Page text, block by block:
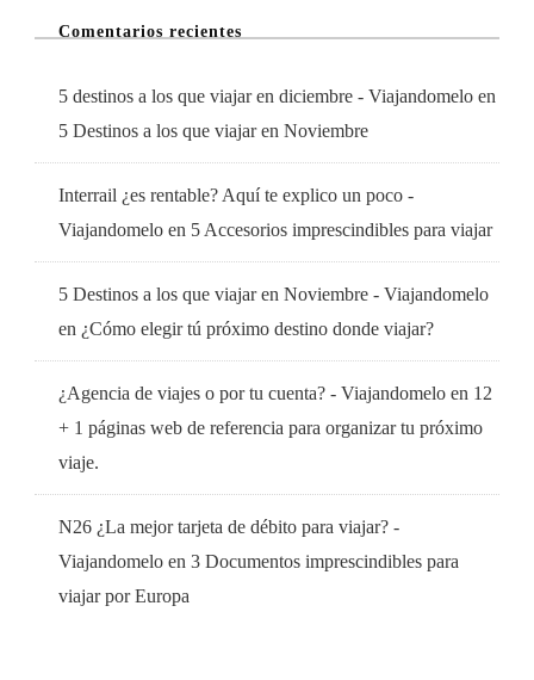
Comentarios recientes
5 destinos a los que viajar en diciembre - Viajandomelo en
5 Destinos a los que viajar en Noviembre
Interrail ¿es rentable? Aquí te explico un poco -
Viajandomelo en 5 Accesorios imprescindibles para viajar
5 Destinos a los que viajar en Noviembre - Viajandomelo
en ¿Cómo elegir tú próximo destino donde viajar?
¿Agencia de viajes o por tu cuenta? - Viajandomelo en 12
+ 1 páginas web de referencia para organizar tu próximo
viaje.
N26 ¿La mejor tarjeta de débito para viajar? -
Viajandomelo en 3 Documentos imprescindibles para
viajar por Europa